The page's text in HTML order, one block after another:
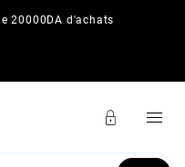
20000DA d'achats